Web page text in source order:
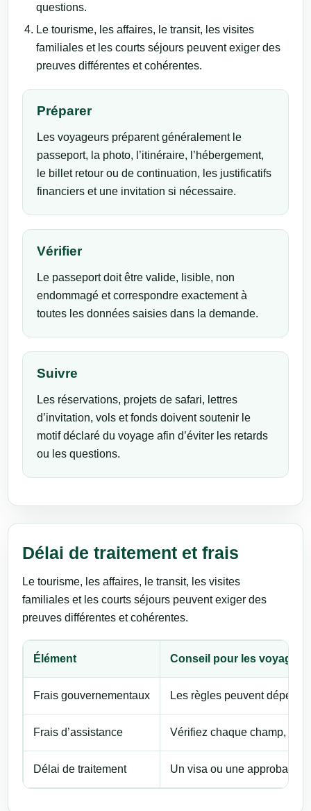
questions.
Le tourisme, les affaires, le transit, les visites
familiales et les courts séjours peuvent exiger des
preuves différentes et cohérentes.
Préparer
Les voyageurs préparent généralement le
passeport, la photo, l’itinéraire, l’hébergement,
le billet retour ou de continuation, les justificatifs
financiers et une invitation si nécessaire.
Vérifier
Le passeport doit être valide, lisible, non
endommagé et correspondre exactement à
toutes les données saisies dans la demande.
Suivre
Les réservations, projets de safari, lettres
d’invitation, vols et fonds doivent soutenir le
motif déclaré du voyage afin d’éviter les retards
ou les questions.
Délai de traitement et frais
Le tourisme, les affaires, le transit, les visites
familiales et les courts séjours peuvent exiger des
preuves différentes et cohérentes.
Élément Conseil pour les
Frais gouvernementaux Les règles peuvent
Frais d’assistance Vérifiez chaque champ,
Délai de traitement Un visa ou une approbation